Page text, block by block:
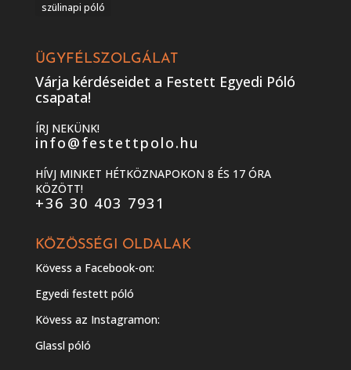
szülinapi póló
ÜGYFÉLSZOLGÁLAT
Várja kérdéseidet a Festett Egyedi Póló
csapata!
ÍRJ NEKÜNK!
info@festettpolo.hu
HÍVJ MINKET HÉTKÖZNAPOKON 8 ÉS 17 ÓRA
KÖZÖTT!
+36 30 403 7931
KÖZÖSSÉGI OLDALAK
Kövess a Facebook-on:
Egyedi festett póló
Kövess az Instagramon:
Glassl póló